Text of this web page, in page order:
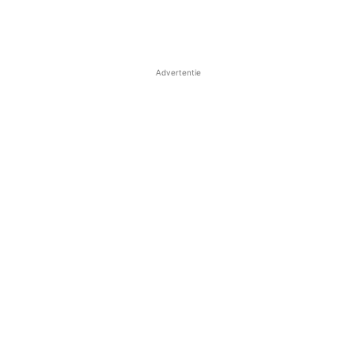
Advertentie